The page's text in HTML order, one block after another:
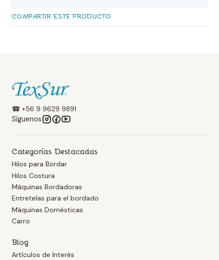
COMPARTIR ESTE PRODUCTO
☎ +56 9 9629 9891
Síguenos
Categorías Destacadas
Hilos para Bordar
Hilos Costura
Máquinas Bordadoras
Entretelas para el bordado
Máquinas Domésticas
Carro
Blog
Artículos de Interés